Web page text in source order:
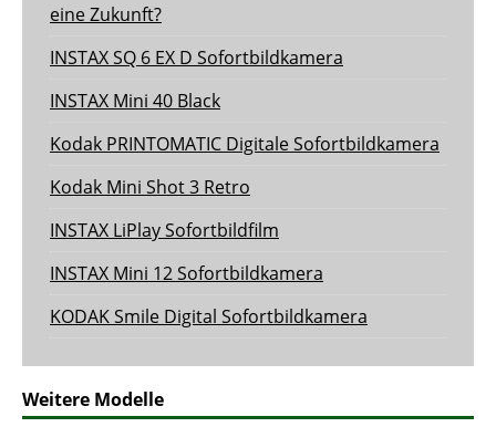
eine Zukunft?
INSTAX SQ 6 EX D Sofortbildkamera
INSTAX Mini 40 Black
Kodak PRINTOMATIC Digitale Sofortbildkamera
Kodak Mini Shot 3 Retro
INSTAX LiPlay Sofortbildfilm
INSTAX Mini 12 Sofortbildkamera
KODAK Smile Digital Sofortbildkamera
Weitere Modelle